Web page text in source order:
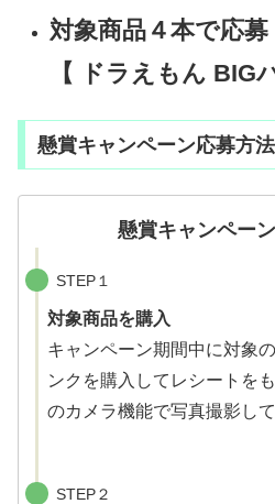
対象商品４本で応
【 ドラえもん BIG
懸賞キャンペーン応募方法
懸賞キャンペー
STEP１
対象商品を購入
キャンペーン期間中に対象
ンクを購入してレシートを
のカメラ機能で写真撮影し
STEP２